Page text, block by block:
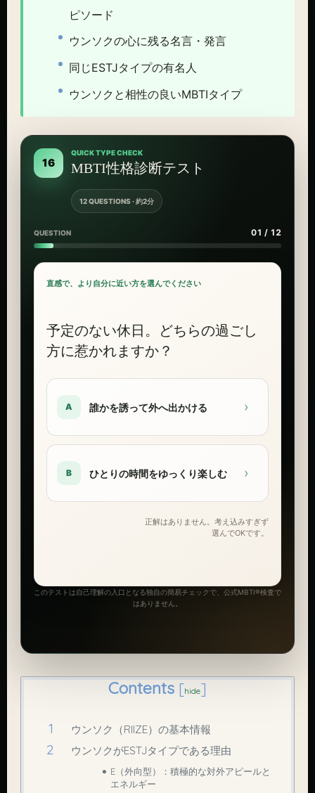
ピソード
ウンソクの心に残る名言・発言
同じESTJタイプの有名人
ウンソクと相性の良いMBTIタイプ
16
QUICK TYPE CHECK
MBTI性格診断テスト
12 QUESTIONS · 約2分
QUESTION 01 / 12
直感で、より自分に近い方を選んでください
予定のない休日。どちらの過ごし
方に惹かれますか？
A 誰かを誘って外へ出かける ›
B ひとりの時間をゆっくり楽しむ ›
正解はありません。考え込みすぎず
選んでOKです。
このテストは自己理解の入口となる独自の簡易チェックで、公式MBTI®検査で
はありません。
Contents [hide]
ウンソク（RIIZE）の基本情報
ウンソクがESTJタイプである理由
E（外向型）：積極的な対外アピールと
エネルギー